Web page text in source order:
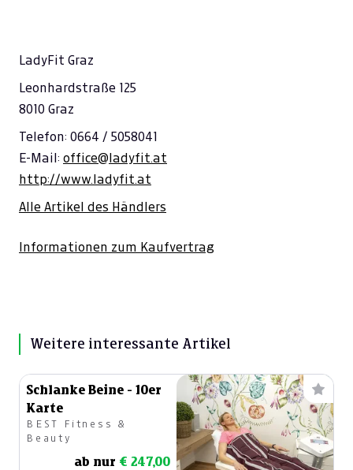
LadyFit Graz
Leonhardstraße 125
8010 Graz
Telefon: 0664 / 5058041
E-Mail: office@ladyfit.at
http://www.ladyfit.at
Alle Artikel des Händlers
Informationen zum Kaufvertrag
Weitere interessante Artikel
Schlanke Beine - 10er
Karte
BEST Fitness &
Beauty
ab nur € 247,00